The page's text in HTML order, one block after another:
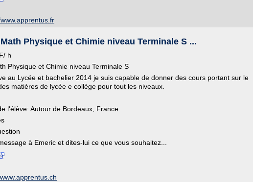
Physique et Chimie niveau Terminale S ...
h
Physique et Chimie niveau Terminale S
au Lycée et bachelier 2014 je suis capable de donner des cours portant sur le
matières de lycée e collège pour tout les niveaux.
l'élève: Autour de Bordeaux, France
à Emeric et dites-lui ce que vous souhaitez...